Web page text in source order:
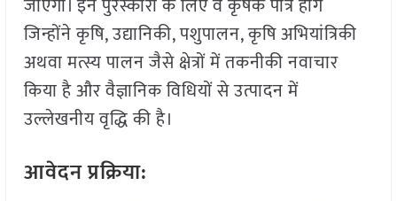
जाएगा। इन पुरस्कारों के लिए वे कृषक पात्र होंगे
जिन्होंने कृषि, उद्यानिकी, पशुपालन, कृषि अभियांत्रिकी
अथवा मत्स्य पालन जैसे क्षेत्रों में तकनीकी नवाचार
किया है और वैज्ञानिक विधियों से उत्पादन में
उल्लेखनीय वृद्धि की है।
आवेदन प्रक्रिया: